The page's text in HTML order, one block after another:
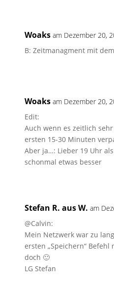
Woaks am Dezember 20,
B: Zeitmanagment mit
Woaks am Dezember 20,
Edit:
Auch wenn es zeitlich
ersten 15-30 Minuten
Aber ja…: Lieber 19 Uhr
schonmal etwas besser
Stefan R. aus W. am
@Calvin:
Mein Netzwerk war zu
ersten „Speichern“
doch 🙂
LG Stefan